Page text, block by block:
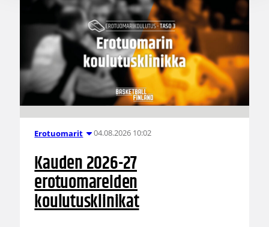
Erotuomarit 04.08.2026 10:02
Kauden 2026-27
erotuomareiden
koulutusklinikat